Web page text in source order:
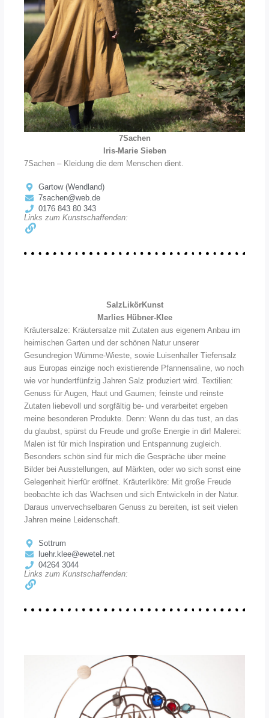
7Sachen
Iris-Marie Sieben
7Sachen – Kleidung die dem Menschen dient.
Gartow (Wendland)
7sachen@web.de
0176 843 80 343
Links zum Kunstschaffenden:
SalzLikörKunst
Marlies Hübner-Klee
Kräutersalze: Kräutersalze mit Zutaten aus eigenem Anbau im
heimischen Garten und der schönen Natur unserer
Gesundregion Wümme-Wieste, sowie Luisenhaller Tiefensalz
aus Europas einzige noch existierende Pfannensaline, wo noch
wie vor hundertfünfzig Jahren Salz produziert wird. Textilien:
Genuss für Augen, Haut und Gaumen; feinste und reinste
Zutaten liebevoll und sorgfältig be- und verarbeitet ergeben
meine besonderen Produkte. Denn: Wenn du das tust, an das
du glaubst, spürst du Freude und große Energie in dir! Malerei:
Malen ist für mich Inspiration und Entspannung zugleich.
Besonders schön sind für mich die Gespräche über meine
Bilder bei Ausstellungen, auf Märkten, oder wo sich sonst eine
Gelegenheit hierfür eröffnet. Kräuterliköre: Mit große Freude
beobachte ich das Wachsen und sich Entwickeln in der Natur.
Daraus unvervechselbaren Genuss zu bereiten, ist seit vielen
Jahren meine Leidenschaft.
Sottrum
luehr.klee@ewetel.net
04264 3044
Links zum Kunstschaffenden: